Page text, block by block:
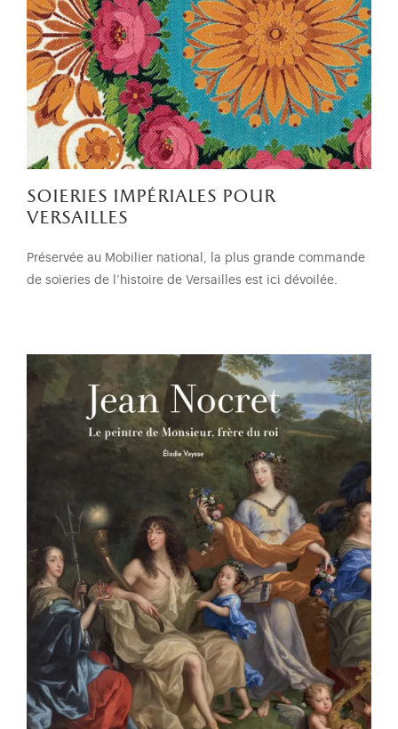
soieries impériales pour
versailles
Préservée au Mobilier national, la plus grande commande
de soieries de l’histoire de Versailles est ici dévoilée.